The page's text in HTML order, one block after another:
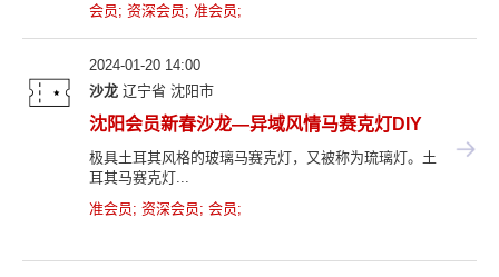
会员; 资深会员; 准会员;
2024-01-20 14:00
沙龙 辽宁省 沈阳市
沈阳会员新春沙龙—异域风情马赛克灯DIY
极具土耳其风格的玻璃马赛克灯，又被称为琉璃灯。土
耳其马赛克灯...
准会员; 资深会员; 会员;